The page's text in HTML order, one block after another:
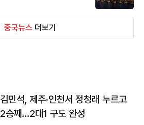
중국뉴스 더보기
김민석, 제주·인천서 정청래 누르고
2승째…2대1 구도 완성